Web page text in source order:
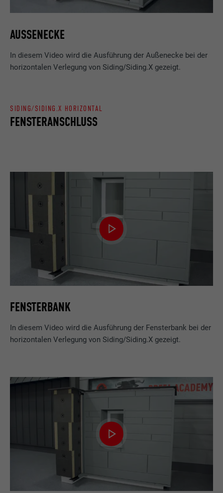
AUSSENECKE
In diesem Video wird die Ausführung der Außenecke bei der
horizontalen Verlegung von Siding/Siding.X gezeigt.
FENSTERANSCHLUSS
SIDING/SIDING.X HORIZONTAL
FENSTERBANK
In diesem Video wird die Ausführung der Fensterbank bei der
horizontalen Verlegung von Siding/Siding.X gezeigt.